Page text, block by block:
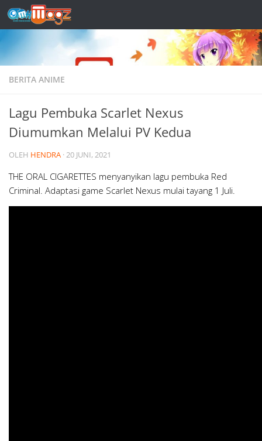
Skip to content
BERITA ANIME
Lagu Pembuka Scarlet Nexus
Diumumkan Melalui PV Kedua
OLEH HENDRA ·20 JUNI, 2021
THE ORAL CIGARETTES menyanyikan lagu pembuka Red
Criminal. Adaptasi game Scarlet Nexus mulai tayang 1 Juli.